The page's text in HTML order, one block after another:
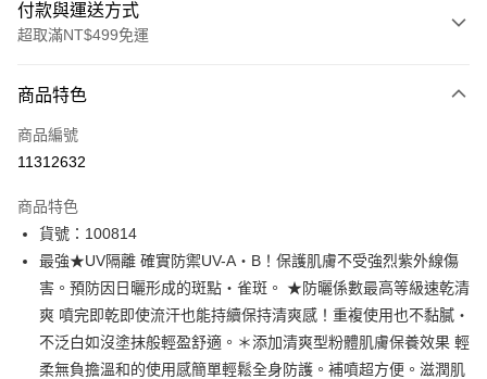
付款與運送方式
超取滿NT$499免運
icash Pay
信用卡一次付款
LINE Pay
Apple Pay
街口支付
悠遊付
商品特色
商品編號
11312632
商品特色
貨號：100814
最強★UV隔離 確實防禦UV-A‧B！保護肌膚不受強烈紫外線傷
害。預防因日曬形成的斑點‧雀斑。 ★防曬係數最高等級速乾清
爽 噴完即乾即使流汗也能持續保持清爽感！重複使用也不黏膩‧
不泛白如沒塗抹般輕盈舒適。＊添加清爽型粉體肌膚保養效果 輕
柔無負擔溫和的使用感簡單輕鬆全身防護。補噴超方便。滋潤肌